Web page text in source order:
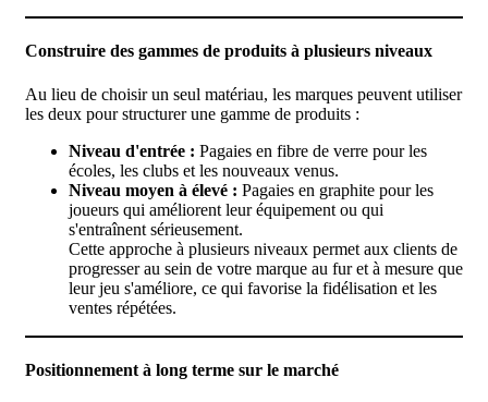
Construire des gammes de produits à plusieurs niveaux
Au lieu de choisir un seul matériau, les marques peuvent utiliser
les deux pour structurer une gamme de produits :
Niveau d'entrée : Pagaies en fibre de verre pour les
écoles, les clubs et les nouveaux venus.
Niveau moyen à élevé : Pagaies en graphite pour les
joueurs qui améliorent leur équipement ou qui
s'entraînent sérieusement.
Cette approche à plusieurs niveaux permet aux clients de
progresser au sein de votre marque au fur et à mesure que
leur jeu s'améliore, ce qui favorise la fidélisation et les
ventes répétées.
Positionnement à long terme sur le marché